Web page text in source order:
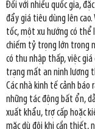
Đối với nhiều quốc gia,
đẩy giá tiêu dùng lên
tốc, một xu hướng có thể
chiếm tỷ trọng lớn trong
có thu nhập thấp, việc
trạng mất an ninh lương
Các nhà kinh tế cảnh báo
những tác động bất ổn,
xuất khẩu, trợ cấp hoặc
mặc dù đôi khi cần thiết,